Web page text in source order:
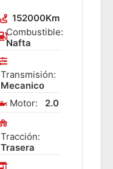
152000Km
Combustible:
Nafta
Transmisión:
Mecanico
Motor:
2.0
Tracción:
Trasera